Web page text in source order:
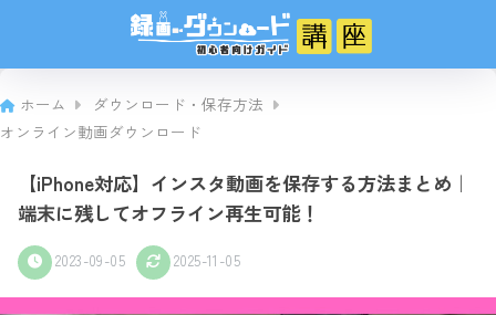
ホーム
ダウンロード・保存方法
オンライン動画ダウンロード
【iPhone対応】インスタ動画を保存する方法まとめ｜
端末に残してオフライン再生可能！
2023-09-05 2025-11-05